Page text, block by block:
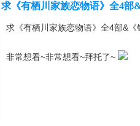
求《有栖川家族恋物语》全4部
求《有栖川家族恋物语》全4部&《
非常想看~非常想看~拜托了~